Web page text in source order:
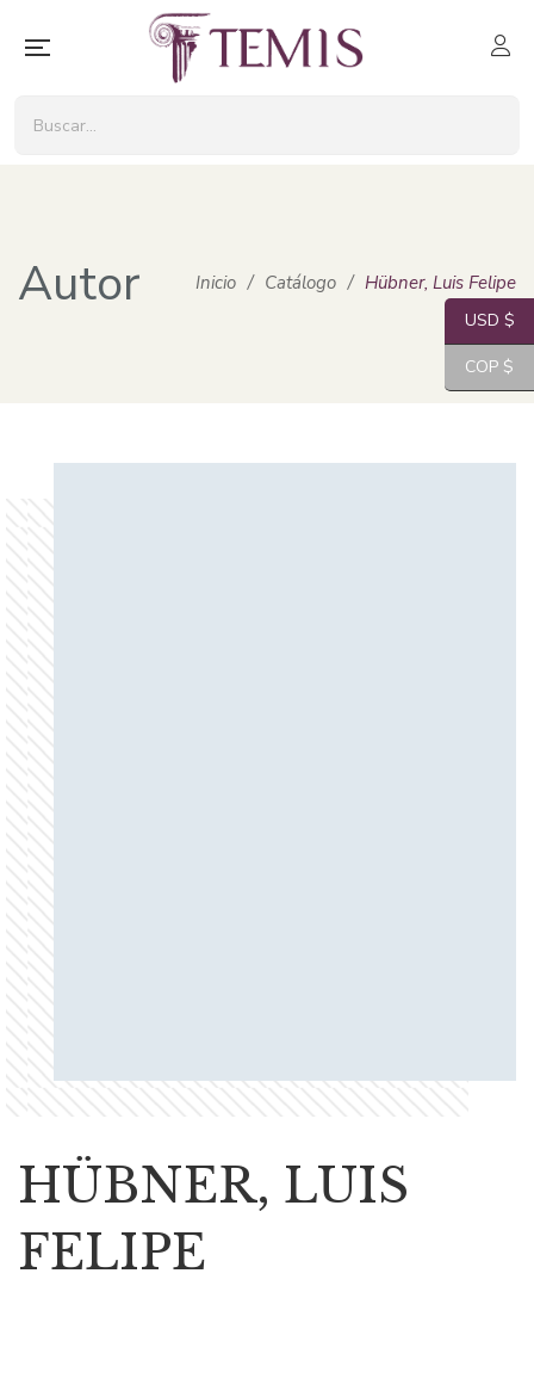
Autor Inicio / Catálogo / Hübner, Luis Felipe
HÜBNER, LUIS
FELIPE
USD $
COP $